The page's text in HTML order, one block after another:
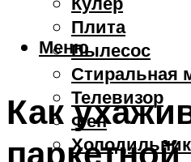
Плита
Пылесос
Стиральная
Телевизор
Фен
Холодильник
Меню
Как